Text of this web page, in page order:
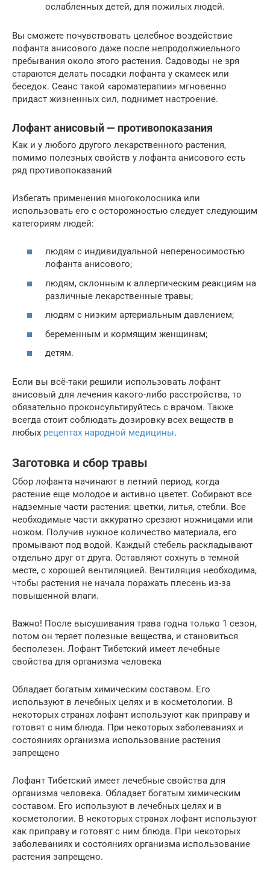
ослабленных детей, для пожилых людей.
Вы сможете почувствовать целебное воздействие
лофанта анисового даже после непродолжиельного
пребывания около этого растения. Садоводы не зря
стараются делать посадки лофанта у скамеек или
беседок. Сеанс такой «ароматерапии» мгновенно
придаст жизненных сил, поднимет настроение.
Лофант анисовый — противопоказания
Как и у любого другого лекарственного растения,
помимо полезных свойств у лофанта анисового есть
ряд противопоказаний
Избегать применения многоколосника или
использовать его с осторожностью следует следующим
категориям людей:
людям с индивидуальной непереносимостью
лофанта анисового;
людям, склонным к аллергическим реакциям на
различные лекарственные травы;
людям с низким артериальным давлением;
беременным и кормящим женщинам;
детям.
Если вы всё-таки решили использовать лофант
анисовый для лечения какого-либо расстройства, то
обязательно проконсультируйтесь с врачом. Также
всегда стоит соблюдать дозировку всех веществ в
любых рецептах народной медицины.
Заготовка и сбор травы
Сбор лофанта начинают в летний период, когда
растение еще молодое и активно цветет. Собирают все
надземные части растения: цветки, литья, стебли. Все
необходимые части аккуратно срезают ножницами или
ножом. Получив нужное количество материала, его
промывают под водой. Каждый стебель раскладывают
отдельно друг от друга. Оставляют сохнуть в темной
месте, с хорошей вентиляцией. Вентиляция необходима,
чтобы растения не начала поражать плесень из-за
повышенной влаги.
Важно! После высушивания трава годна только 1 сезон,
потом он теряет полезные вещества, и становиться
бесполезен. Лофант Тибетский имеет лечебные
свойства для организма человека
Обладает богатым химическим составом. Его
используют в лечебных целях и в косметологии. В
некоторых странах лофант используют как приправу и
готовят с ним блюда. При некоторых заболеваниях и
состояниях организма использование растения
запрещено
Лофант Тибетский имеет лечебные свойства для
организма человека. Обладает богатым химическим
составом. Его используют в лечебных целях и в
косметологии. В некоторых странах лофант используют
как приправу и готовят с ним блюда. При некоторых
заболеваниях и состояниях организма использование
растения запрещено.